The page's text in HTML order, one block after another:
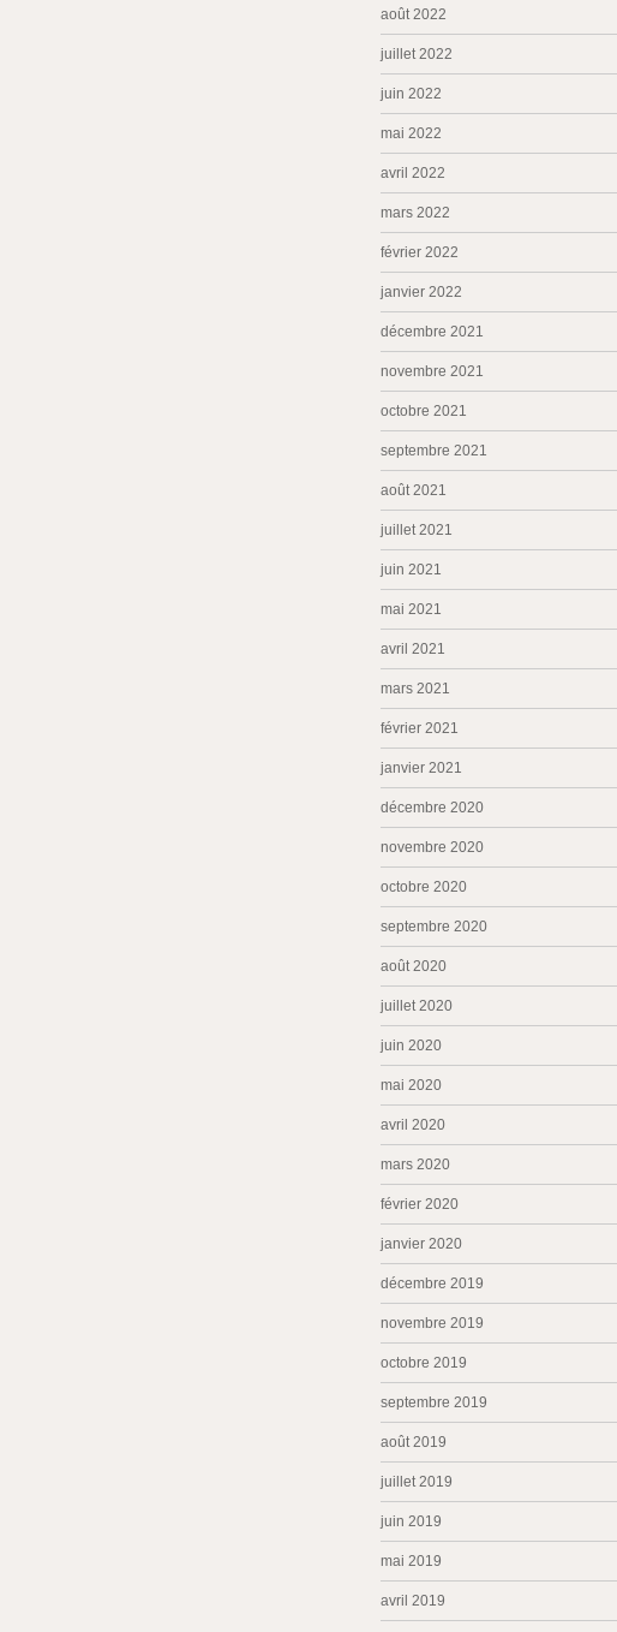
août 2022
juillet 2022
juin 2022
mai 2022
avril 2022
mars 2022
février 2022
janvier 2022
décembre 2021
novembre 2021
octobre 2021
septembre 2021
août 2021
juillet 2021
juin 2021
mai 2021
avril 2021
mars 2021
février 2021
janvier 2021
décembre 2020
novembre 2020
octobre 2020
septembre 2020
août 2020
juillet 2020
juin 2020
mai 2020
avril 2020
mars 2020
février 2020
janvier 2020
décembre 2019
novembre 2019
octobre 2019
septembre 2019
août 2019
juillet 2019
juin 2019
mai 2019
avril 2019